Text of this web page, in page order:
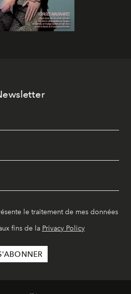
le traitement de mes données
fins de la Privacy Policy